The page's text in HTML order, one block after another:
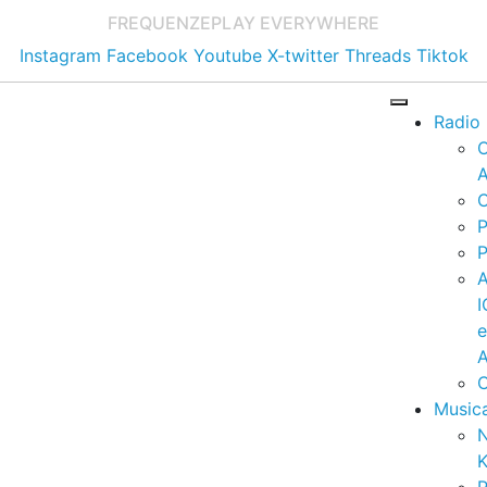
FREQUENZEPLAY EVERYWHERE
Instagram Facebook Youtube X-twitter Threads Tiktok
Radio
e